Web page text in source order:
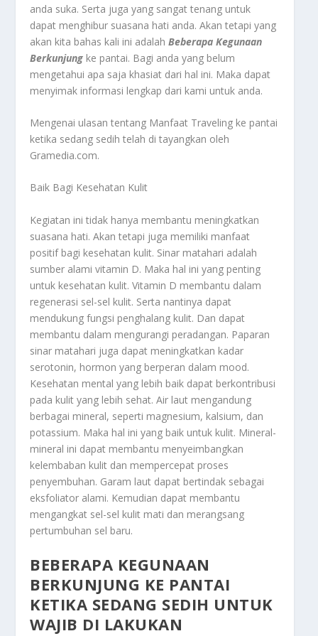
anda suka. Serta juga yang sangat tenang untuk
dapat menghibur suasana hati anda. Akan tetapi yang
akan kita bahas kali ini adalahBeberapa Kegunaan
Berkunjung ke pantai. Bagi anda yang belum
mengetahui apa saja khasiat dari hal ini. Maka dapat
menyimak informasi lengkap dari kami untuk anda.
Mengenai ulasan tentang Manfaat Traveling ke pantai
ketika sedang sedih telah di tayangkan oleh
Gramedia.com.
Baik Bagi Kesehatan Kulit
Kegiatan ini tidak hanya membantu meningkatkan
suasana hati. Akan tetapi juga memiliki manfaat
positif bagi kesehatan kulit. Sinar matahari adalah
sumber alami vitamin D. Maka hal ini yang penting
untuk kesehatan kulit. Vitamin D membantu dalam
regenerasi sel-sel kulit. Serta nantinya dapat
mendukung fungsi penghalang kulit. Dan dapat
membantu dalam mengurangi peradangan. Paparan
sinar matahari juga dapat meningkatkan kadar
serotonin, hormon yang berperan dalam mood.
Kesehatan mental yang lebih baik dapat berkontribusi
pada kulit yang lebih sehat. Air laut mengandung
berbagai mineral, seperti magnesium, kalsium, dan
potassium. Maka hal ini yang baik untuk kulit. Mineral-
mineral ini dapat membantu menyeimbangkan
kelembaban kulit dan mempercepat proses
penyembuhan. Garam laut dapat bertindak sebagai
eksfoliator alami. Kemudian dapat membantu
mengangkat sel-sel kulit mati dan merangsang
pertumbuhan sel baru.
BEBERAPA KEGUNAAN
BERKUNJUNG KE PANTAI
KETIKA SEDANG SEDIH UNTUK
WAJIB DI LAKUKAN